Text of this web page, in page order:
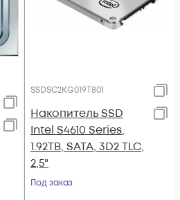
SSDSC2KG019T801
Накопитель SSD
Intel S4610 Series,
1.92TB, SATA, 3D2 TLC,
2,5"
Под заказ